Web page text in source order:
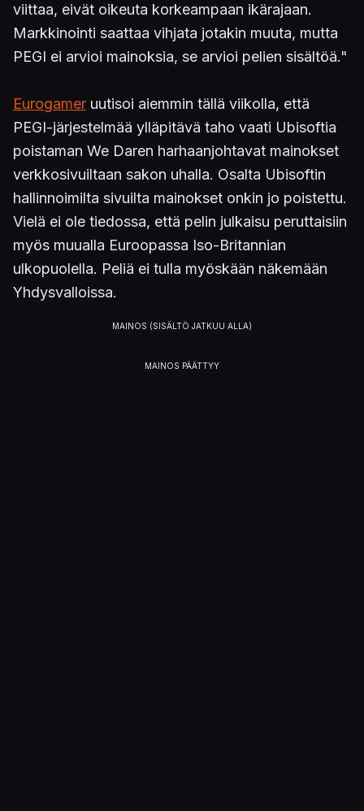
viittaa, eivät oikeuta korkeampaan ikärajaan.
Markkinointi saattaa vihjata jotakin muuta, mutta
PEGI ei arvioi mainoksia, se arvioi pelien sisältöä."
Eurogamer uutisoi aiemmin tällä viikolla, että
PEGI-järjestelmää ylläpitävä taho vaati Ubisoftia
poistaman We Daren harhaanjohtavat mainokset
verkkosivuiltaan sakon uhalla. Osalta Ubisoftin
hallinnoimilta sivuilta mainokset onkin jo poistettu.
Vielä ei ole tiedossa, että pelin julkaisu peruttaisiin
myös muualla Euroopassa Iso-Britannian
ulkopuolella. Peliä ei tulla myöskään näkemään
Yhdysvalloissa.